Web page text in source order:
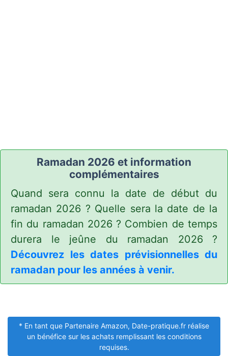
Ramadan 2026 et information
complémentaires
Quand sera connu la date de début du
ramadan 2026 ? Quelle sera la date de la
fin du ramadan 2026 ? Combien de temps
durera le jeûne du ramadan 2026 ?
Découvrez les dates prévisionnelles du
ramadan pour les années à venir.
* En tant que Partenaire Amazon, Date-pratique.fr réalise
un bénéfice sur les achats remplissant les conditions
requises.